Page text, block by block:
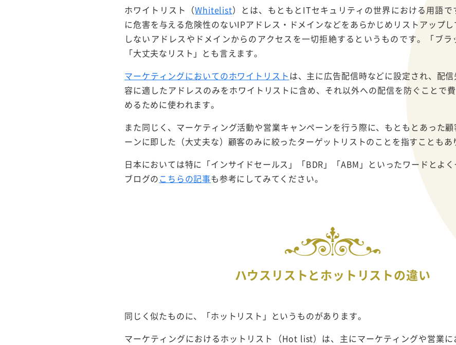
ホワイトリスト（Whitelist）とは、もともとITセキュリティの世界における用語で
に危害を与える危険性のないIPアドレス・ドメインなどをあらかじめリストアップ
しないアドレスやドメインからのアクセスを一切拒絶するというものです。「ブラ
「大丈夫なリスト」とも言えます。
マーケティングにおいてのホワイトリスト は、主に広告配信時などに設定され、配
容に適したアドレスのみをホワイトリストに含め、それ以外への配信を防ぐことで
めるために使われます。
また同じく、マーケティング活動や営業キャンペーンを行う際に、もともとあった
ーンに即した（大丈夫な）顧客のみに絞ったターゲットリストのことを指すこともあ
日本においては特に「インサイドセールス」「BDR」「ABM」といったワードとよ
ブログのこちらの記事も参考にしてみてください。
ハウスリストとホットリストの違い
同じく似たものに、「ホットリスト」というものがあります。
マーケティングにおけるホットリスト（Hot list）は、主にマーケティングや営業に